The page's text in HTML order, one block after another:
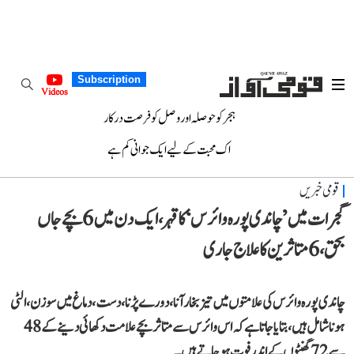
Subscription
Videos
ہجر کو حوصلہ اور وصل کو فرصت درکار
اک محبت کے لیے ایک جوانی کم ہے
قومی خبریں
گجرات میں ’چاندی پورہ وائرس‘ کا قہر، ایک دن میں 6 بچے جاں
بحق، 6 متاثرین کا علاج جاری
چاندی پورہ وائرس کی علامتوں میں تیز بخار آنا، دورے پڑنا، دست، دماغ میں سوزن، الٹی
ہونا شامل ہیں، بتایا جاتا ہے کہ اس وائرس سے متاثر بچے علامت دکھائی دینے کے 48